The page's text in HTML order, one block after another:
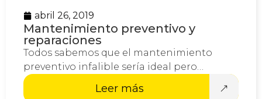
abril 26, 2019
Mantenimiento preventivo y
reparaciones
Todos sabemos que el mantenimiento
preventivo infalible sería ideal pero…
Leer más